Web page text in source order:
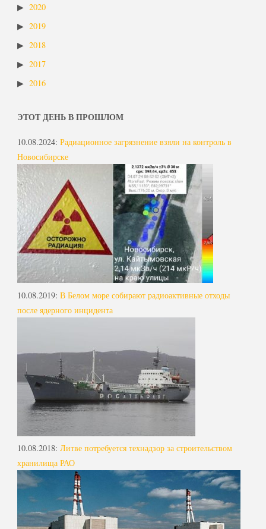
2020
2019
2018
2017
2016
ЭТОТ ДЕНЬ В ПРОШЛОМ
10.08.2024: Радиационное загрязнение взяли на контроль в
Новосибирске
10.08.2019: В Белом море собирают радиоактивные отходы
после ядерного инцидента
10.08.2018: Литве потребуется технадзор за строительством
хранилища РАО